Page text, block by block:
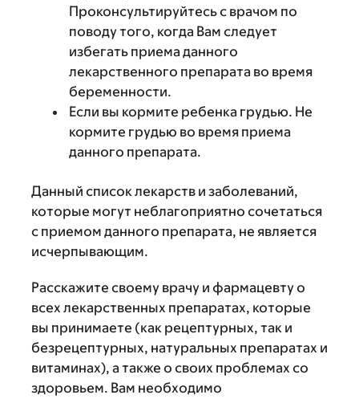
Проконсультируйтесь с врачом по
поводу того, когда Вам следует
избегать приема данного
лекарственного препарата во время
беременности.
Если вы кормите ребенка грудью. Не
кормите грудью во время приема
данного препарата.
Данный список лекарств и заболеваний,
которые могут неблагоприятно сочетаться
с приемом данного препарата, не является
исчерпывающим.
Расскажите своему врачу и фармацевту о
всех лекарственных препаратах, которые
вы принимаете (как рецептурных, так и
безрецептурных, натуральных препаратах и
витаминах), а также о своих проблемах со
здоровьем. Вам необходимо